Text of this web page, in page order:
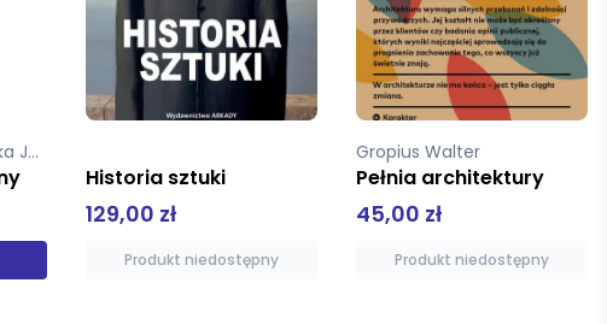
Pełnia architektury
45,00 zł
Produkt niedostępny
Hanna Kelner
88,00 zł
Produkt niedostępny